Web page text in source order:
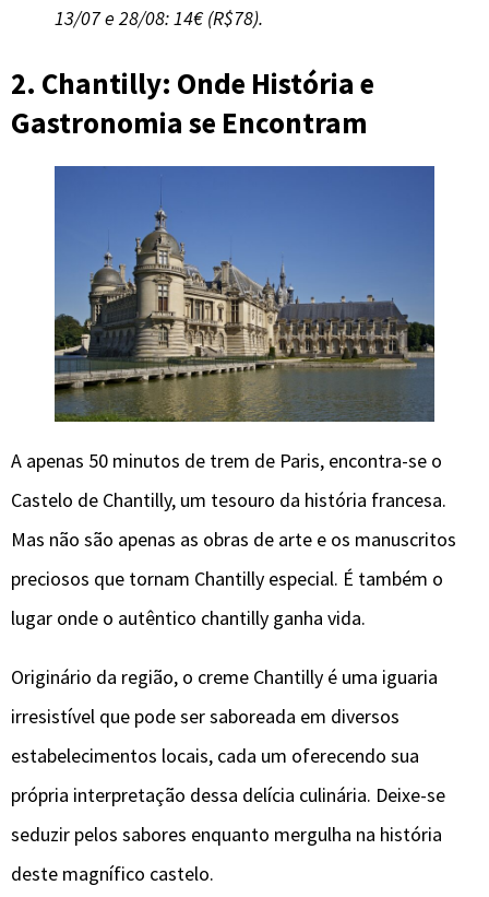
13/07 e 28/08: 14€ (R$78).
2. Chantilly: Onde História e
Gastronomia se Encontram
A apenas 50 minutos de trem de Paris, encontra-se o
Castelo de Chantilly, um tesouro da história francesa.
Mas não são apenas as obras de arte e os manuscritos
preciosos que tornam Chantilly especial. É também o
lugar onde o autêntico chantilly ganha vida.
Originário da região, o creme Chantilly é uma iguaria
irresistível que pode ser saboreada em diversos
estabelecimentos locais, cada um oferecendo sua
própria interpretação dessa delícia culinária. Deixe-se
seduzir pelos sabores enquanto mergulha na história
deste magnífico castelo.